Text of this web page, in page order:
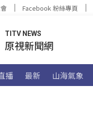
Facebook 粉絲專頁
TITV NEWS
原視新聞網
播 最新 山海氣象